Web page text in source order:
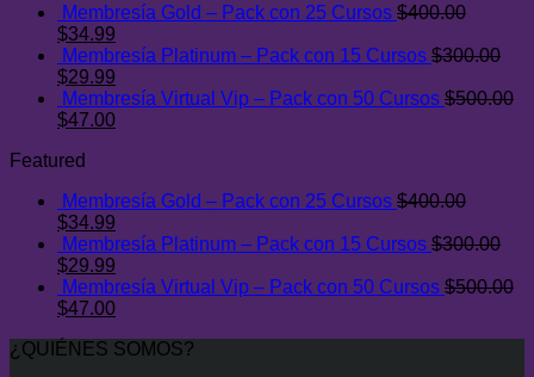
Membresía Gold – Pack con 25 Cursos $400.00
El
precio
original
era:
$400.00.
$34.99
precio
es:
$34.99.
Membresía Platinum – Pack con 15 Cursos $300.00
El
precio
original
$300.00.
$29.99
precio
actual
Membresía Virtual Vip – Pack con 50 Cursos $500.00
El
original
$500.00.
$47.00El
$47.00.
Featured
Membresía Gold – Pack con 25 Cursos $400.00
El
precio
original
era:
$400.00.
$34.99
precio
es:
$34.99.
Membresía Platinum – Pack con 15 Cursos $300.00
El
precio
original
$300.00.
$29.99
precio
actual
$29.99.
Membresía Virtual Vip – Pack con 50 Cursos $500.00
El
original
$47.00El
actual
¿QUIÉNES SOMOS?